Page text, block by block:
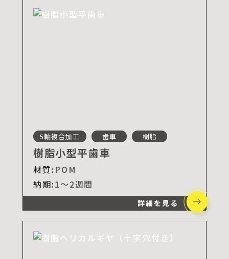
5軸複合加工 歯車 樹脂
樹脂小型平歯車
材質: POM
納期:1～2週間
詳細を見る